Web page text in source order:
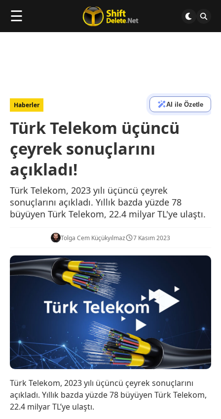
☰
Haberler AI ile Özetle
Türk Telekom üçüncü
çeyrek sonuçlarını
açıkladı!
Türk Telekom, 2023 yılı üçüncü çeyrek
sonuçlarını açıkladı. Yıllık bazda yüzde 78
büyüyen Türk Telekom, 22.4 milyar TL'ye ulaştı.
Tolga Cem Küçükyılmaz 7 Kasım 2023
Türk Telekom, 2023 yılı üçüncü çeyrek sonuçlarını
açıkladı. Yıllık bazda yüzde 78 büyüyen Türk Telekom,
22.4 milyar TL’ye ulaştı.